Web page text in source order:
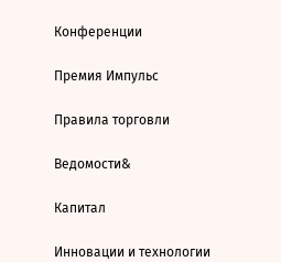
Конференции
Премия Импульс
Правила торговли
Ведомости&
Капитал
Инновации и технологии